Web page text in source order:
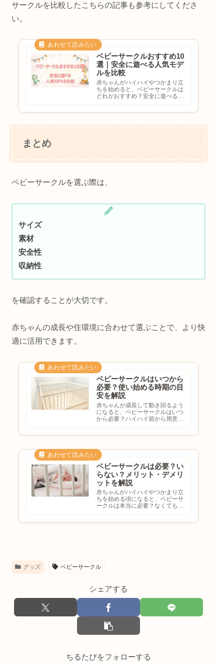
サークルを比較したこちらの記事も参考にしてくださ
い。
ベビーサークルおすすめ10
選｜安全に遊べる人気モデ
ルを比較
赤ちゃんがハイハイやつかまり立
ちを始めると、ベビーサークルは
どれがおすすめ？安全に遊べるモ
も多いのではないでしょうか。ベ
まとめ
ベビーサークルを選ぶ際は、
サイズ
素材
安全性
収納性
を確認することが大切です。
赤ちゃんの成長や住環境に合わせて選ぶことで、より快
適に活用できます。
ベビーサークルはいつから
必要？使い始める時期の目
安を解説
赤ちゃんが成長して動き回るよう
になると、ベビーサークルはいつ
から必要？ハイハイ前から用意し
遊べるスペースを作るためのア
イ...
ベビーサークルは必要？い
らない？メリット・デメリ
ットを解説
赤ちゃんがハイハイやつかまり立
ちを始める頃になると、ベビーサ
ークルは本当に必要？なくても育
グッズ ベビーサークル
シェアする
ちるたびをフォローする